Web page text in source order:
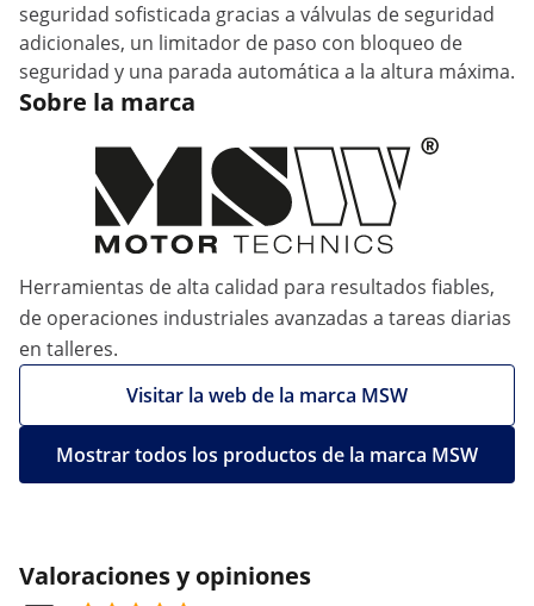
seguridad sofisticada gracias a válvulas de seguridad
adicionales, un limitador de paso con bloqueo de
seguridad y una parada automática a la altura máxima.
Sobre la marca
Herramientas de alta calidad para resultados fiables,
de operaciones industriales avanzadas a tareas diarias
en talleres.
Visitar la web de la marca MSW
Mostrar todos los productos de la marca MSW
Valoraciones y opiniones